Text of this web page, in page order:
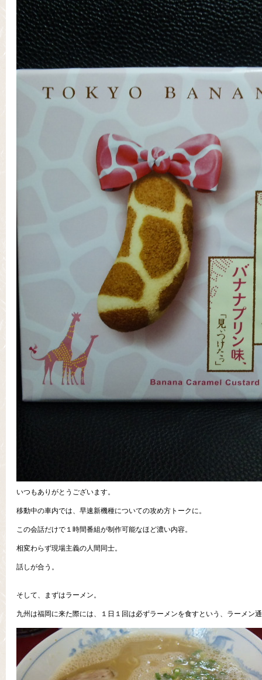
いつもありがとうございます。
移動中の車内では、早速新機種についての攻め方トークに。
この会話だけで１時間番組が制作可能なほど濃い内容。
相変わらず現場主義の人間同士。
話しが合う。
そして、まずはラーメン。
九州は福岡に来た際には、１日１回は必ずラーメンを食すという、ラーメン